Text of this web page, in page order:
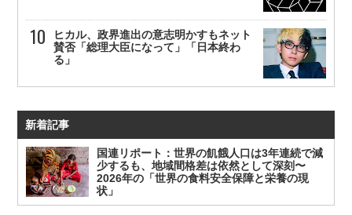
ヒカル、政界進出の意志明かすもネット
賛否「総理大臣になって」「日本終わ
る」
新着記事
国連リポート：世界の飢餓人口は3年連続で減
少するも、地域間格差は依然として深刻〜
2026年の「世界の食料安全保障と栄養の現
状」